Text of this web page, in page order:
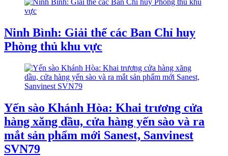
Ninh Bình: Giải thể các Ban Chỉ huy
Phòng thủ khu vực
Yến sào Khánh Hòa: Khai trương cửa
hàng xăng dầu, cửa hàng yến sào và ra
mắt sản phẩm mới Sanest, Sanvinest
SVN79